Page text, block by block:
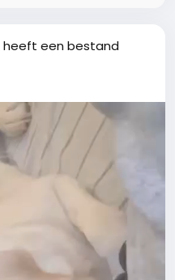
heeft een bestand